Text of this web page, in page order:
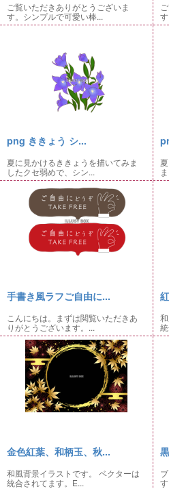
ご覧いただきありがとうございま
す。シンプルで可愛い棒...
png ききょう シ...
夏に見かけるききょうを描いてみま
したクセ弱めで、シン...
手書き風ラフご自由に...
こんにちは。まずは閲覧いただきあ
りがとうございます。...
金色紅葉、和柄玉、秋...
和風背景イラストです。 ベクターは
統合されてます。E...